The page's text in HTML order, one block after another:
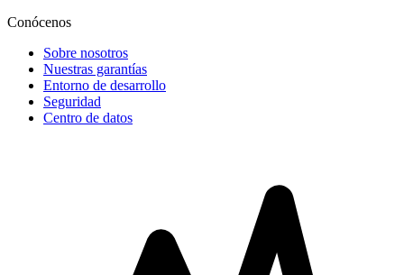
Conócenos
Sobre nosotros
Nuestras garantías
Entorno de desarrollo
Seguridad
Centro de datos